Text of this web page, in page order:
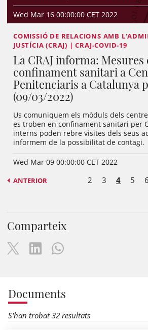
Wed Mar 16 00:00:00 CET 2022
COMISSIÓ DE RELACIONS AMB
JUSTÍCIA (CRAJ) | CRAJ-COVID-19
La CRAJ informa: Mesures
confinament sanitari a
Penitenciaris a Catalunya
(09/03/2022)
Us comuniquem els mòduls dels
es troben en confinament sanitari per
interns poden rebre visites dels seus
informem de la possibilitat de contagi.
Wed Mar 09 00:00:00 CET 2022
ANTERIOR 2 3 4 5 6
Comparteix
Documents
S'han trobat 32 resultats